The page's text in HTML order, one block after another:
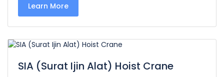
Learn More
SIA (Surat Ijin Alat) Hoist Crane